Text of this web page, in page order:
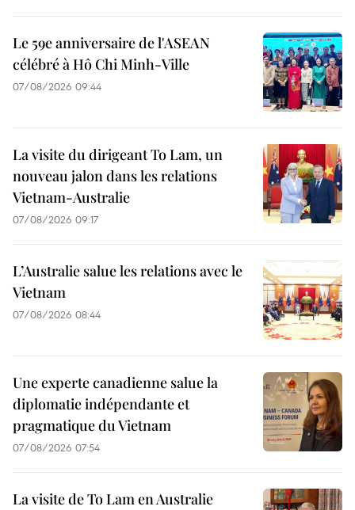
Le 59e anniversaire de l'ASEAN
célébré à Hô Chi Minh-Ville
07/08/2026 09:44
La visite du dirigeant To Lam, un
nouveau jalon dans les relations
Vietnam-Australie
07/08/2026 09:17
L’Australie salue les relations avec le
Vietnam
07/08/2026 08:44
Une experte canadienne salue la
diplomatie indépendante et
pragmatique du Vietnam
07/08/2026 07:54
La visite de To Lam en Australie